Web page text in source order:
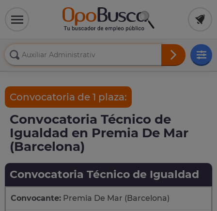
Convocatoria de 1 plaza:
Convocatoria Técnico de
Igualdad en Premia De Mar
(Barcelona)
Convocatoria Técnico de Igualdad
Convocante: Premia De Mar (Barcelona)